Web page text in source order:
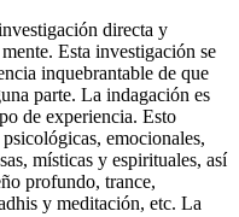
directa y
Esta investigación se
inquebrantable de que
parte. La indagación es
de experiencia. Esto
emocionales,
místicas y espirituales, así
profundo, trance,
y meditación, etc. La